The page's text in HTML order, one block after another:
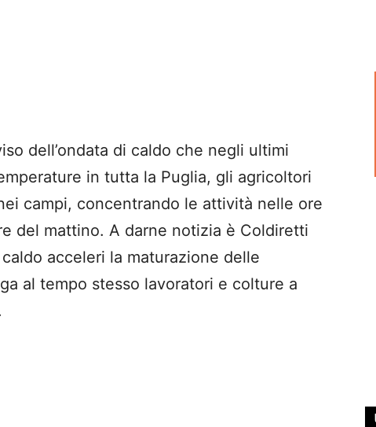
dell’ondata di caldo che negli ultimi
in tutta la Puglia, gli agricoltori
campi, concentrando le attività nelle ore
del mattino. A darne notizia è Coldiretti
acceleri la maturazione delle
al tempo stesso lavoratori e colture a